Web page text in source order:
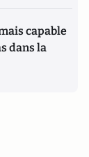
capable
dans la